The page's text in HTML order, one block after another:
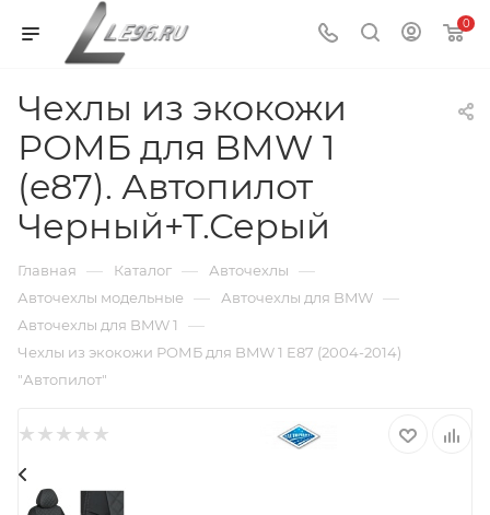
0
Чехлы из экокожи
РОМБ для BMW 1
(e87). Автопилот
Черный+Т.Серый
Главная — Каталог — Авточехлы —
Авточехлы модельные — Авточехлы для BMW —
Авточехлы для BMW 1 —
Чехлы из экокожи РОМБ для BMW 1 E87 (2004-2014)
"Автопилот"